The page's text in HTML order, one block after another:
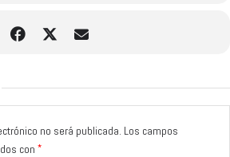
no será publicada. Los campos
con *